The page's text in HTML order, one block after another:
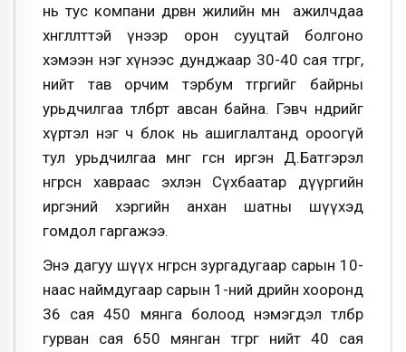
нь тус компани дөрвөн жилийн өмнө ажилчдаа
хөнгөлөлттэй үнээр орон сууцтай болгоно
хэмээн нэг хүнээс дунджаар 30-40 сая төгрөг,
нийт тав орчим тэрбум төгрөгийг байрны
урьдчилгаа төлбөрт авсан байна. Гэвч өнөөдрийг
хүртэл нэг ч блок нь ашиглалтанд ороогүй
тул урьдчилгаа мөнгөө өгсөн иргэн Д.Батгэрэл
өнгөрсөн хавраас эхлэн Сүхбаатар дүүргийн
иргэний хэргийн анхан шатны шүүхэд
гомдол гаргажээ.
Энэ дагуу шүүх өнгөрсөн зургадугаар сарын 10-
наас наймдугаар сарын 1-ний өдрийн хооронд
36 сая 450 мянга болоод нэмэгдэл төлбөр
гурван сая 650 мянган төгрөг нийт 40 сая